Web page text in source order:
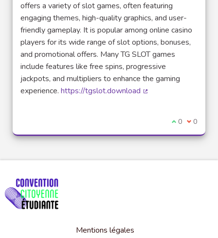
offers a variety of slot games, often featuring
engaging themes, high-quality graphics, and user-
friendly gameplay. It is popular among online casino
players for its wide range of slot options, bonuses,
and promotional offers. Many TG SLOT games
include features like free spins, progressive
jackpots, and multipliers to enhance the gaming
experience. https://tgslot.download
Je suis
0 Je ne
0
Mentions légales